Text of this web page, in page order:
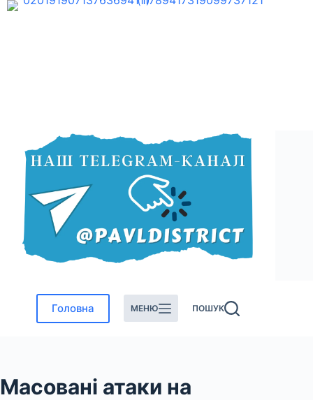
Перейти
Головна МЕНЮ ПОШУК
Масовані атаки на